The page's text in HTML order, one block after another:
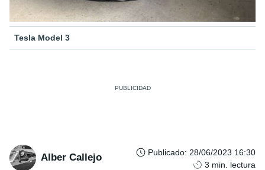
Tesla Model 3
Alber Callejo Publicado: 28/06/2023 16:30
3 min. lectura